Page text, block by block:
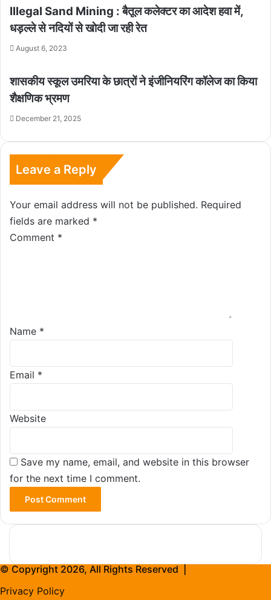
Illegal Sand Mining : बैतूल कलेक्टर का आदेश हवा में,
धड़ल्ले से नदियों से खाेदी जा रही रेत
August 6, 2023
शासकीय स्कूल उमरिया के छात्रों ने इंजीनियरिंग कॉलेज का किया
शैक्षणिक भ्रमण
December 21, 2025
Leave a Reply
Your email address will not be published. Required
fields are marked *
Comment *
Name *
Email *
Website
Save my name, email, and website in this browser
for the next time I comment.
© Copyright 2026, All Rights Reserved |
Privacy Policy